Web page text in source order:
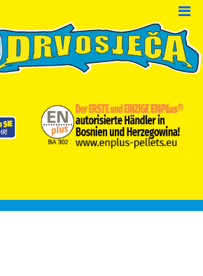
SLIDESHOW DRVA GER